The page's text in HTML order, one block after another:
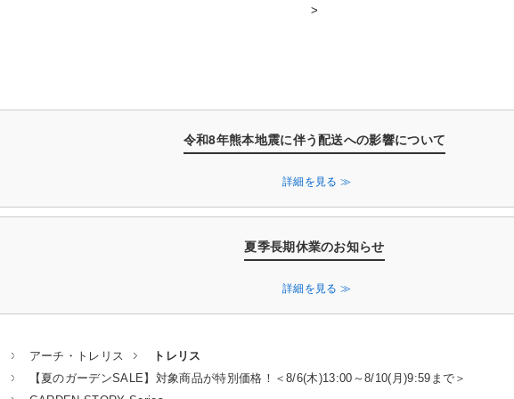
>
令和8年熊本地震に伴う配送への影響について
詳細を見る ≫
夏季長期休業のお知らせ
詳細を見る ≫
アーチ・トレリス
トレリス
【夏のガーデンSALE】対象商品が特別価格！＜8/6(木)13:00～8/10(月)9:59まで＞